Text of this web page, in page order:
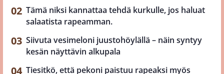
Tämä niksi kannattaa tehdä kurkulle, jos haluat
salaatista rapeamman.
Siivuta vesimeloni juustohöylällä – näin syntyy
kesän näyttävin alkupala
Tiesitkö, että pekoni paistuu rapeaksi myös